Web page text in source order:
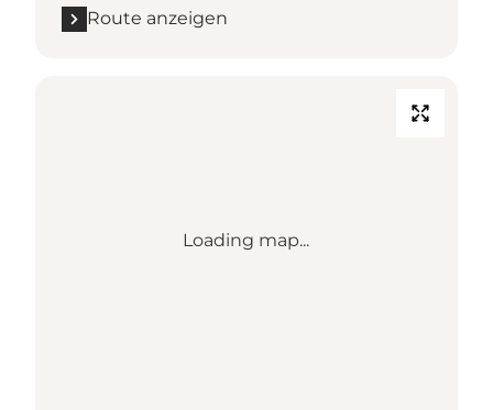
Route anzeigen
Loading map...